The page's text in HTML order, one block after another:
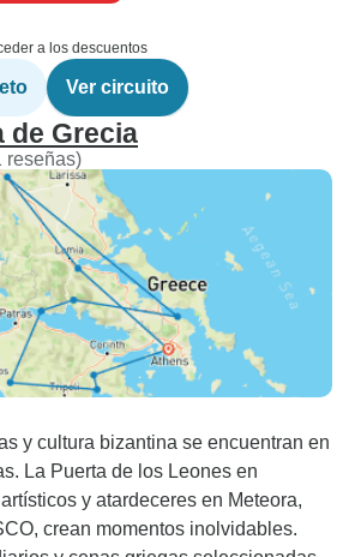
a los descuentos
Ver circuito
de Grecia
reseñas)
y cultura bizantina se encuentran en
La Puerta de los Leones en
y atardeceres en Meteora,
crean momentos inolvidables.